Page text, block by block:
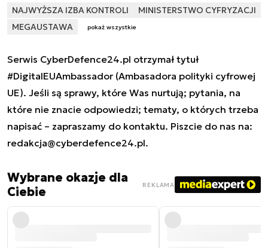
NAJWYŻSZA IZBA KONTROLI
MINISTERSTWO CYFRYZACJI
MEGAUSTAWA
pokaż wszystkie
Serwis CyberDefence24.pl otrzymał tytuł
#DigitalEUAmbassador (Ambasadora polityki cyfrowej
UE). Jeśli są sprawy, które Was nurtują; pytania, na
które nie znacie odpowiedzi; tematy, o których trzeba
napisać – zapraszamy do kontaktu. Piszcie do nas na:
redakcja@cyberdefence24.pl.
Wybrane okazje dla
Ciebie
REKLAMA